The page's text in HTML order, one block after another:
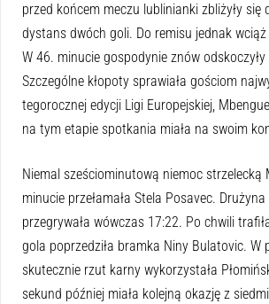
przed końcem meczu lublinianki zbliżyły się
dystans dwóch goli. Do remisu jednak
W 46. minucie gospodynie znów
Szczególne kłopoty sprawiała gościom
tegorocznej edycji Ligi Europejskiej,
na tym etapie spotkania miała na swoim
Niemal sześciominutową niemoc strzelecką
minucie przełamała Stela Posavec.
przegrywała wówczas 17:22. Po chwili
gola poprzedziła bramka Niny Bulatovic. W
skutecznie rzut karny wykorzystała
sekund później miała kolejną okazję z